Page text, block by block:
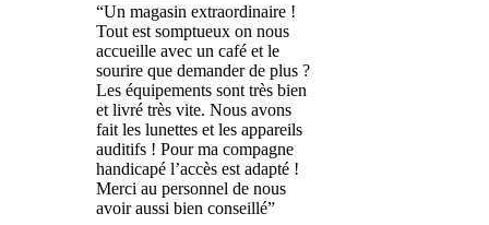
“Un magasin extraordinaire !
Tout est somptueux on nous
accueille avec un café et le
sourire que demander de plus ?
Les équipements sont très bien
et livré très vite. Nous avons
fait les lunettes et les appareils
auditifs ! Pour ma compagne
handicapé l’accès est adapté !
Merci au personnel de nous
avoir aussi bien conseillé”